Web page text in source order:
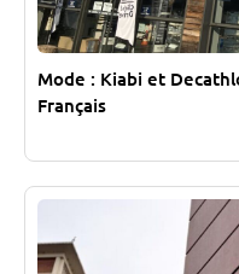
Mode : Kiabi et
Français